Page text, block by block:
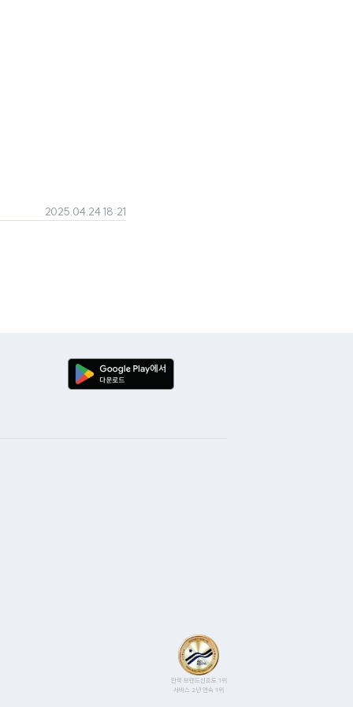
2025.04.24 18:21
한국 브랜드선호도 1위
서비스 2년 연속 1위